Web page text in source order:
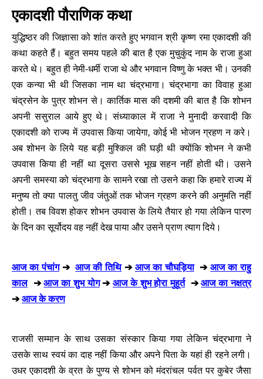
एकादशी पौराणिक कथा
युद्धिष्ठर की जिज्ञासा को शांत करते हुए भगवान श्री कृष्ण रमा एकादशी की
कथा कहते हैं। बहुत समय पहले की बात है एक मुचुकुंद नाम के राजा हुआ
करते थे। बहुत ही नेमी-धर्मी राजा थे और भगवान विष्णु के भक्त भी। उनकी
एक कन्या भी थी जिसका नाम था चंद्रभागा। चंद्रभागा का विवाह हुआ
चंद्रसेन के पुत्र शोभन से। कार्तिक मास की दशमी की बात है कि शोभन
अपनी ससुराल आये हुए थे। संध्याकाल में राजा ने मुनादी करवादी कि
एकादशी को राज्य में उपवास किया जायेगा, कोई भी भोजन ग्रहण न करे।
अब शोभन के लिये यह बड़ी मुश्किल की घड़ी थी क्योंकि शोभन ने कभी
उपवास किया ही नहीं था दूसरा उससे भूख सहन नहीं होती थी। उसने
अपनी समस्या को चंद्रभागा के सामने रखा तो उसने कहा कि हमारे राज्य में
मनुष्य तो क्या पालतु जीव जंतुओं तक भोजन ग्रहण करने की अनुमति नहीं
होती। तब विवश होकर शोभन उपवास के लिये तैयार हो गया लेकिन पारण
के दिन का सूर्योदय वह नहीं देख पाया और उसने प्राण त्याग दिये।
आज का पंचांग➔आज की तिथि➔आज का चौघड़िया➔आज का राहु
काल➔आज का शुभ योग➔आज के शुभ होरा मुहूर्त➔आज का नक्षत्र
➔आज के करण
राजसी सम्मान के साथ उसका संस्कार किया गया लेकिन चंद्रभागा ने
उसके साथ स्वयं का दाह नहीं किया और अपने पिता के यहां ही रहने लगी।
उधर एकादशी के व्रत के पुण्य से शोभन को मंदरांचल पर्वत पर कुबेर जैसा